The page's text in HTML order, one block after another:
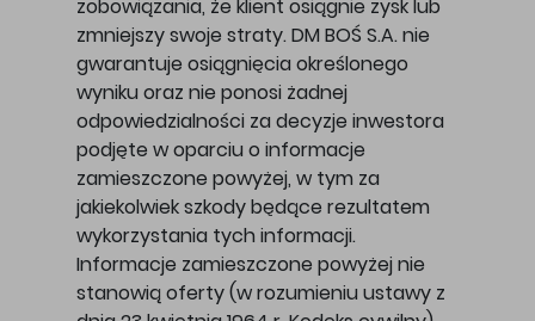
zobowiązania, że klient osiągnie zysk lub
zmniejszy swoje straty. DM BOŚ S.A. nie
gwarantuje osiągnięcia określonego
wyniku oraz nie ponosi żadnej
odpowiedzialności za decyzje inwestora
podjęte w oparciu o informacje
zamieszczone powyżej, w tym za
jakiekolwiek szkody będące rezultatem
wykorzystania tych informacji.
Informacje zamieszczone powyżej nie
stanowią oferty (w rozumieniu ustawy z